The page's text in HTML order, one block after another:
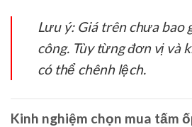
Lưu ý: Giá trên chưa bao
công. Tùy từng đơn vị và
có thể chênh lệch.
Kinh nghiệm chọn mua tấm